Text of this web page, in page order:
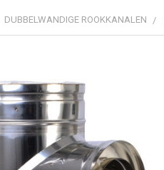
DUBBELWANDIGE ROOKKANALEN